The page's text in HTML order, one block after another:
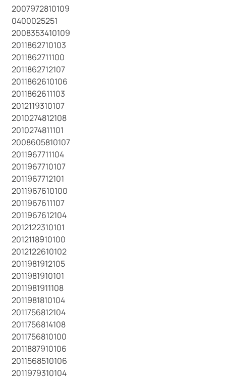
2007972810109
0400025251
2008353410109
2011862710103
2011862711100
2011862712107
2011862610106
2011862611103
2012119310107
2010274812108
2010274811101
2008605810107
2011967711104
2011967710107
2011967712101
2011967610100
2011967611107
2011967612104
2012122310101
2012118910100
2012122610102
2011981912105
2011981910101
2011981911108
2011981810104
2011756812104
2011756814108
2011756810100
2011887910106
2011568510106
2011979310104